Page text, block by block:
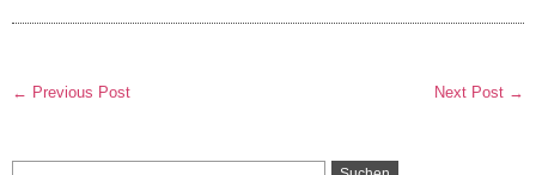
← Previous Post Next Post →